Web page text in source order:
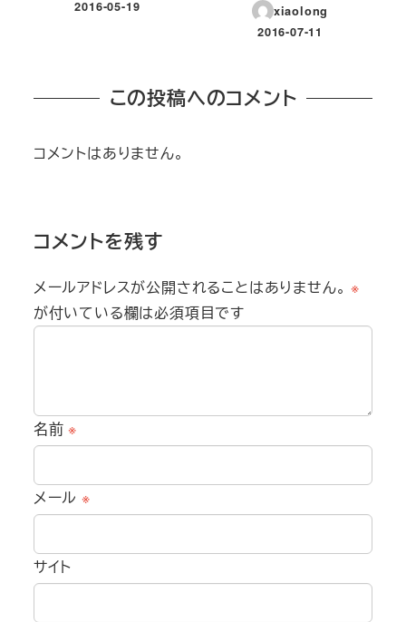
投稿日
2016-05-19
xiaolong
投稿日
2016-07-11
この投稿へのコメント
コメントはありません。
コメントを残す
メールアドレスが公開されることはありません。 ※
が付いている欄は必須項目です
名前※
メール ※
サイト